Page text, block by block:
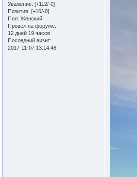
Уважение: [+112/-0]
Позитив: [+10/-0]
Пол: Женский
Провел на форуме:
12 дней 19 часов
Последний визит:
2017-11-07 13:14:46